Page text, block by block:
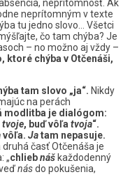
neprítomnosť. Ak
neprítomným v texte
tu jedno slovo… Všetci
čo tam chýba? Je
– no možno aj vždy –
ktoré chýba v Otčenáši,
tam slovo „ja“. Nikdy
na perách
modlitba je dialógom:
tvoje, buď vôľa tvoja“.
vôľa. Jatam nepasuje.
druhá časť Otčenáša je
„chliebnáš každodenný
násdo pokušenia,